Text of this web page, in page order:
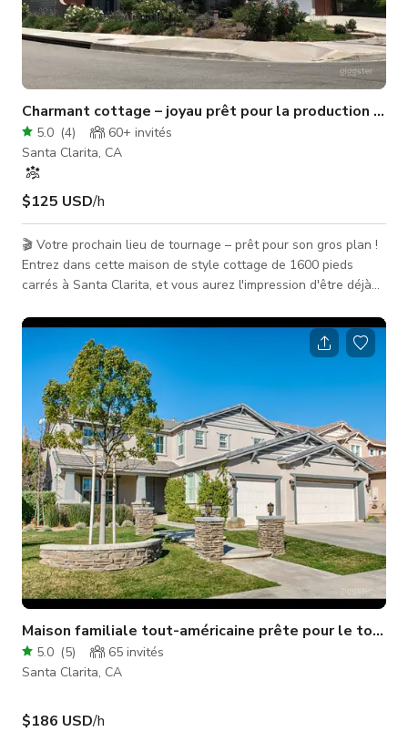
Charmant cottage – joyau prêt pour la production à
5.0 (4) 60+ invités
Santa Clarita, CA
$125 USD/h
🎬 Votre prochain lieu de tournage – prêt pour son gros plan !
Entrez dans cette maison de style cottage de 1600 pieds
carrés à Santa Clarita, et vous aurez l'impression d'être déjà
automobile/aérien), c'est le parfait mélange de charme cosy et
de praticité pour la production. 🌟 Points forts qui captivent la
scène : Multiples décors : salon, salle à manger, cuisine + coin
repas, bar de cuisine, garage, pergola,
Maison familiale tout-américaine prête pour le
5.0 (5) 65 invités
Santa Clarita, CA
$186 USD/h